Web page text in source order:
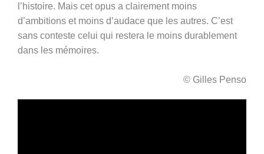
l’histoire. Mais cet opus a clairement moins
d’ambitions et moins d’audace que les autres. C’est
sans conteste celui qui restera le moins durablement
dans les mémoires.
© Gilles Penso